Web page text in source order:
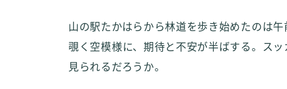
山の駅たかはらから林道を歩き始めたのは
覗く空模様に、期待と不安が半ばする。ス
見られるだろうか。